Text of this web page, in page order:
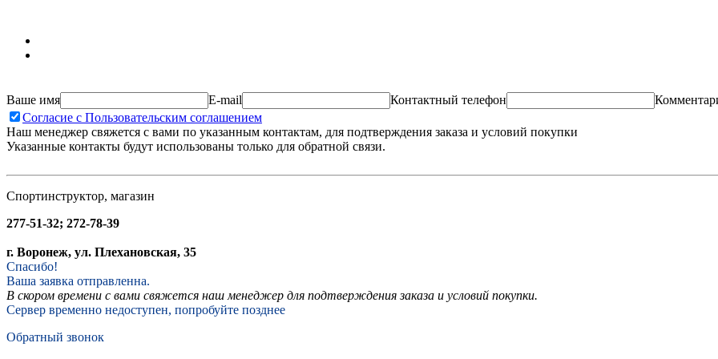
Ваше имя E-mail Контактный телефон
Согласие с Пользовательским соглашением
Наш менеджер свяжется с вами по указанным контактам, для подтверждения заказа и условий покупки
Указанные контакты будут использованы только для обратной связи.
Спортинструктор, магазин
277-51-32; 272-78-39
г. Воронеж, ул. Плехановская, 35
Спасибо!
Ваша заявка отправленна.
В скором времени с вами свяжется наш менеджер для подтверждения заказа и условий покупки.
Сервер временно недоступен, попробуйте позднее
Обратный звонок